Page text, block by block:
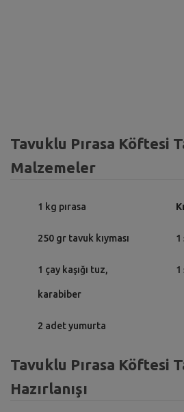
Tavuklu Pırasa Köftesi
Malzemeler
1 kg pırasa
250 gr tavuk kıyması
1 çay kaşığı tuz,
karabiber
2 adet yumurta
1
1
Tavuklu Pırasa Köftesi
Hazırlanışı